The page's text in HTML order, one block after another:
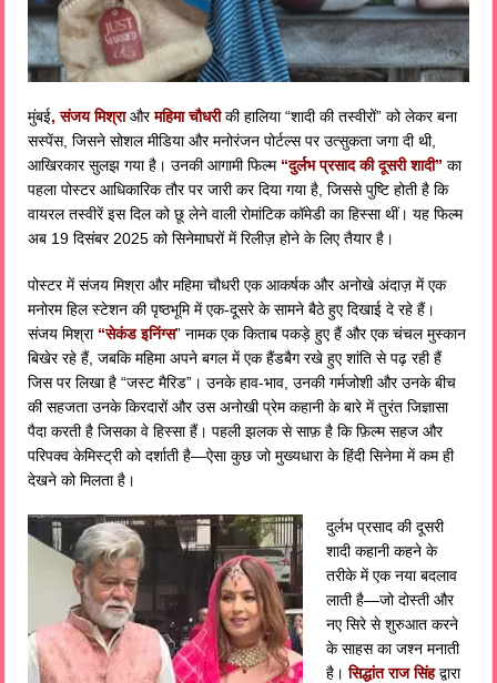
मुंबई, संजय मिश्राऔरमहिमा चौधरीकी हालिया “शादी की तस्वीरों” को लेकर बना
सस्पेंस, जिसने सोशल मीडिया और मनोरंजन पोर्टल्स पर उत्सुकता जगा दी थी,
आखिरकार सुलझ गया है। उनकी आगामी फिल्म “दुर्लभ प्रसाद की दूसरी शादी” का
पहला पोस्टर आधिकारिक तौर पर जारी कर दिया गया है, जिससे पुष्टि होती है कि
वायरल तस्वीरें इस दिल को छू लेने वाली रोमांटिक कॉमेडी का हिस्सा थीं। यह फिल्म
अब 19 दिसंबर 2025 को सिनेमाघरों में रिलीज़ होने के लिए तैयार है।
पोस्टर में संजय मिश्रा और महिमा चौधरी एक आकर्षक और अनोखे अंदाज़ में एक
मनोरम हिल स्टेशन की पृष्ठभूमि में एक-दूसरे के सामने बैठे हुए दिखाई दे रहे हैं।
संजय मिश्रा “सेकंड इनिंग्स” नामक एक किताब पकड़े हुए हैं और एक चंचल मुस्कान
बिखेर रहे हैं, जबकि महिमा अपने बगल में एक हैंडबैग रखे हुए शांति से पढ़ रही हैं
जिस पर लिखा है “जस्ट मैरिड”। उनके हाव-भाव, उनकी गर्मजोशी और उनके बीच
की सहजता उनके किरदारों और उस अनोखी प्रेम कहानी के बारे में तुरंत जिज्ञासा
पैदा करती है जिसका वे हिस्सा हैं। पहली झलक से साफ़ है कि फ़िल्म सहज और
परिपक्व केमिस्ट्री को दर्शाती है—ऐसा कुछ जो मुख्यधारा के हिंदी सिनेमा में कम ही
देखने को मिलता है।
दुर्लभ प्रसाद की दूसरी
शादी कहानी कहने के
तरीके में एक नया बदलाव
लाती है—जो दोस्ती और
नए सिरे से शुरुआत करने
के साहस का जश्न मनाती
है।सिद्धांत राज सिंहद्वारा